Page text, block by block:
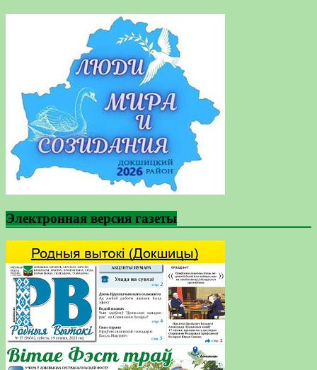
Электронная версия газеты